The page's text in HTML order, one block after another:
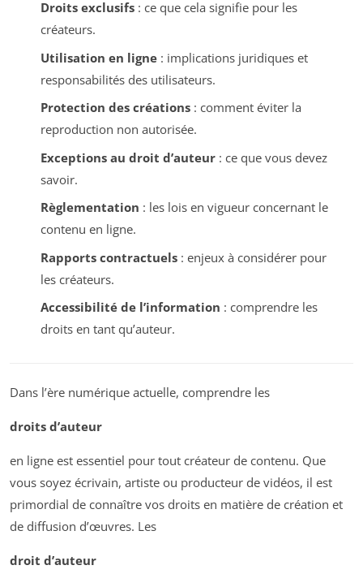
Droits exclusifs: ce que cela signifie pour les
créateurs.
Utilisation en ligne: implications juridiques et
responsabilités des utilisateurs.
Protection des créations: comment éviter la
reproduction non autorisée.
Exceptions au droit d’auteur: ce que vous devez
savoir.
Règlementation : les lois en vigueur concernant le
contenu en ligne.
Rapports contractuels: enjeux à considérer pour
les créateurs.
Accessibilité de l’information : comprendre les
droits en tant qu’auteur.
Dans l’ère numérique actuelle, comprendre les
droits d’auteur
en ligne est essentiel pour tout créateur de contenu. Que
vous soyez écrivain, artiste ou producteur de vidéos, il est
primordial de connaître vos droits en matière de création et
de diffusion d’œuvres. Les
droit d’auteur